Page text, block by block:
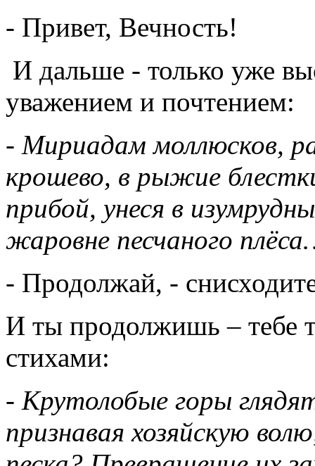
- Привет, Вечность!
И дальше - только уже
уважением и почтением:
- Мириадам моллюсков,
крошево, в рыжие
прибой, унеся в
жаровне песчаного
- Продолжай, -
И ты продолжишь – тебе
стихами:
- Крутолобые горы
признавая хозяйскую